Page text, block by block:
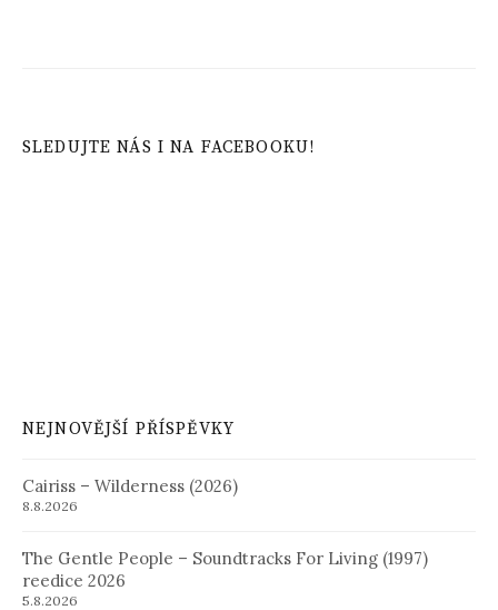
SLEDUJTE NÁS I NA FACEBOOKU!
NEJNOVĚJŠÍ PŘÍSPĚVKY
Cairiss – Wilderness (2026)
8.8.2026
The Gentle People – Soundtracks For Living (1997)
reedice 2026
5.8.2026